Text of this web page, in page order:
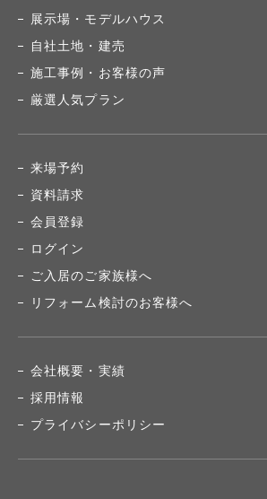
展示場・モデルハウス
自社土地・建売
施工事例・お客様の声
厳選人気プラン
来場予約
資料請求
会員登録
ログイン
ご入居のご家族様へ
リフォーム検討のお客様へ
会社概要・実績
採用情報
プライバシーポリシー